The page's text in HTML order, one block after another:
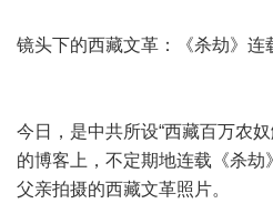
镜头下的西藏文革：《杀劫》连
今日，是中共所设“西藏百万农
的博客上，不定期地连载《杀
父亲拍摄的西藏文革照片。